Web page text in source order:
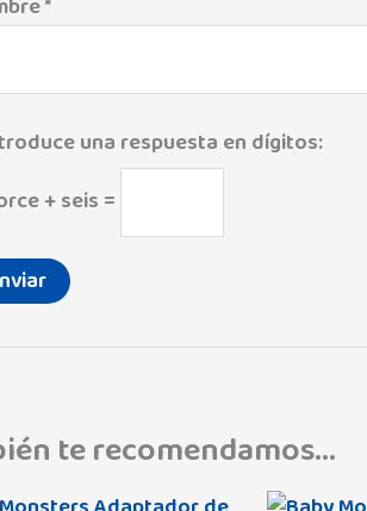
*
una respuesta en dígitos:
+ seis =
te recomendamos…